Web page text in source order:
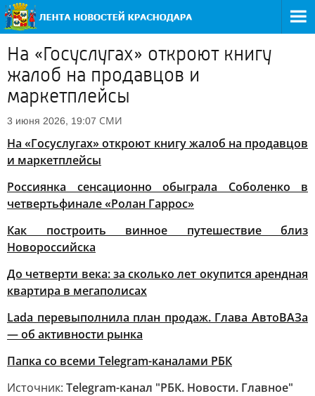
На «Госуслугах» откроют книгу
жалоб на продавцов и
маркетплейсы
3 июня 2026, 19:07 СМИ
На «Госуслугах» откроют книгу жалоб на продавцов
и маркетплейсы
Россиянка сенсационно обыграла Соболенко в
четвертьфинале «Ролан Гаррос»
Как построить винное путешествие близ
Новороссийска
До четверти века: за сколько лет окупится арендная
квартира в мегаполисах
Lada перевыполнила план продаж. Глава АвтоВАЗа
— об активности рынка
Папка со всеми Telegram-каналами РБК
Источник: Telegram-канал "РБК. Новости. Главное"